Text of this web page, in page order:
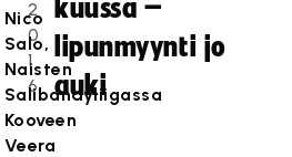
2
0
1
6
Nico
Salo,
Naisten
Salibandyliigassa
Kooveen
Veera
kuussa –
lipunmyynti jo
auki